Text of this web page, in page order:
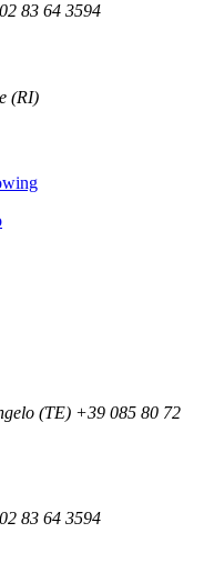
83 64 3594
(RI)
(TE) +39 085 80 72
83 64 3594